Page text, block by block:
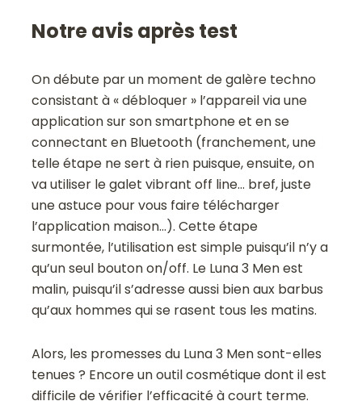
Notre avis après test
On débute par un moment de galère techno
consistant à « débloquer » l’appareil via une
application sur son smartphone et en se
connectant en Bluetooth (franchement, une
telle étape ne sert à rien puisque, ensuite, on
va utiliser le galet vibrant off line… bref, juste
une astuce pour vous faire télécharger
l’application maison…). Cette étape
surmontée, l’utilisation est simple puisqu’il n’y a
qu’un seul bouton on/off. Le Luna 3 Men est
malin, puisqu’il s’adresse aussi bien aux barbus
qu’aux hommes qui se rasent tous les matins.
Alors, les promesses du Luna 3 Men sont-elles
tenues ? Encore un outil cosmétique dont il est
difficile de vérifier l’efficacité à court terme.